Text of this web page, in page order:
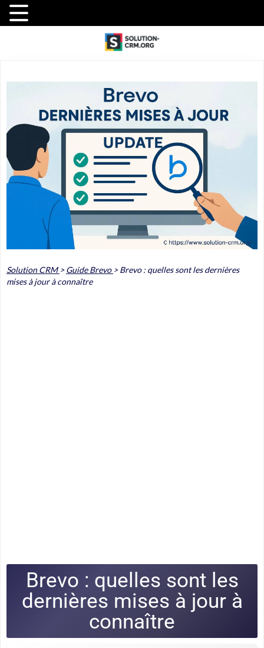
Solution CRM >Guide Brevo >Brevo : quelles sont les dernières
mises à jour à connaître
Brevo : quelles sont les
dernières mises à jour à
connaître